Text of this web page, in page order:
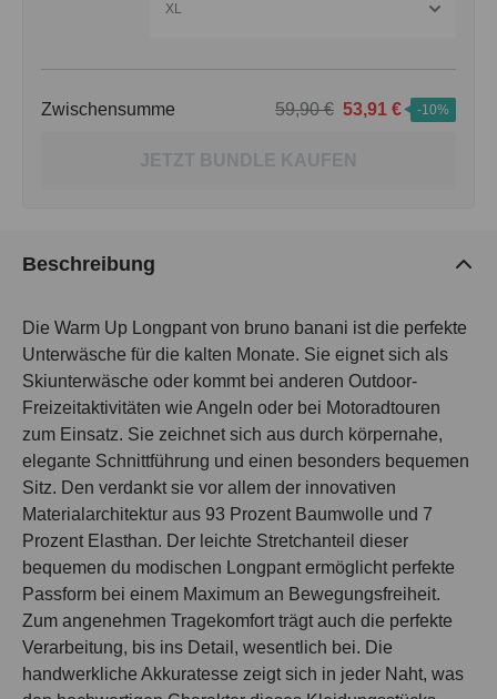
XL
Zwischensumme 59,90 € 53,91 € -10%
JETZT BUNDLE KAUFEN
Beschreibung
Die Warm Up Longpant von bruno banani ist die perfekte
Unterwäsche für die kalten Monate. Sie eignet sich als
Skiunterwäsche oder kommt bei anderen Outdoor-
Freizeitaktivitäten wie Angeln oder bei Motoradtouren
zum Einsatz. Sie zeichnet sich aus durch körpernahe,
elegante Schnittführung und einen besonders bequemen
Sitz. Den verdankt sie vor allem der innovativen
Materialarchitektur aus 93 Prozent Baumwolle und 7
Prozent Elasthan. Der leichte Stretchanteil dieser
bequemen du modischen Longpant ermöglicht perfekte
Passform bei einem Maximum an Bewegungsfreiheit.
Zum angenehmen Tragekomfort trägt auch die perfekte
Verarbeitung, bis ins Detail, wesentlich bei. Die
handwerkliche Akkuratesse zeigt sich in jeder Naht, was